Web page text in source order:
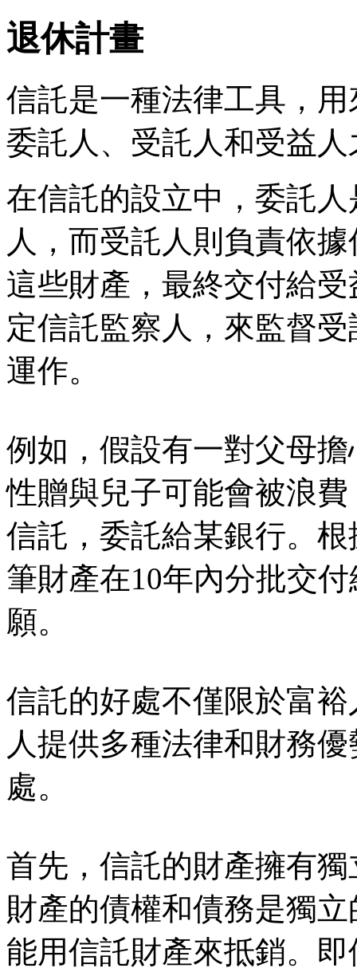
退休計畫
信託是一種法律工具，
委託人、受託人和受益
在信託的設立中，委託
人，而受託人則負責依
這些財產，最終交付給
定信託監察人，來監督
運作。
例如，假設有一對父母
性贈與兒子可能會被浪
信託，委託給某銀行。
筆財產在10年內分批交
願。
信託的好處不僅限於富
人提供多種法律和財務
處。
首先，信託的財產擁有
財產的債權和債務是獨
能用信託財產來抵銷。